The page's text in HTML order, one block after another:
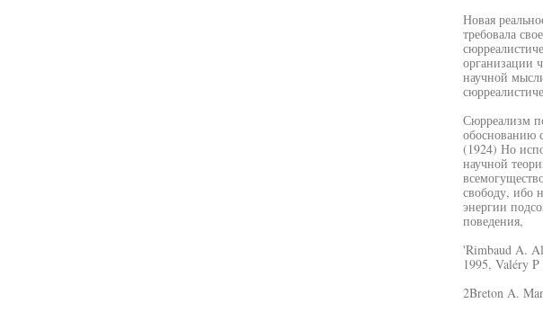
Новая
требовала
организации
научной
Сюрреализм
обоснованию
(1924) Но
научной
свободу, ибо
энергии
поведения,
'Rimbaud A.
1995, Valéry
2Breton A.